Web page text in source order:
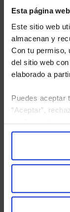
Esta página
Este sitio web
almacenan y
Con tu permiso,
del sitio web
elaborado a
Puedes aceptar
“Aceptar”,
He leídola